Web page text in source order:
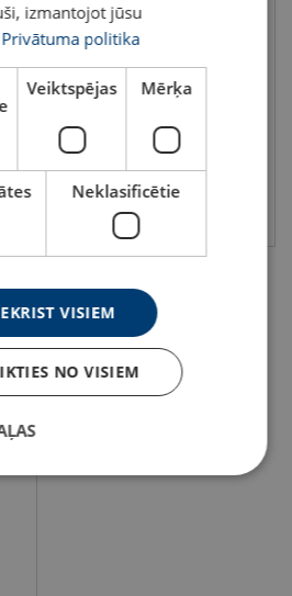
Karabīne skrūvējama
FA5010322B
Atvērums (mm): 18.5
izmantojot jūsu
Privātuma politika
Veiktspējas Mērķa
Neklasificētie
VISIEM
NO VISIEM